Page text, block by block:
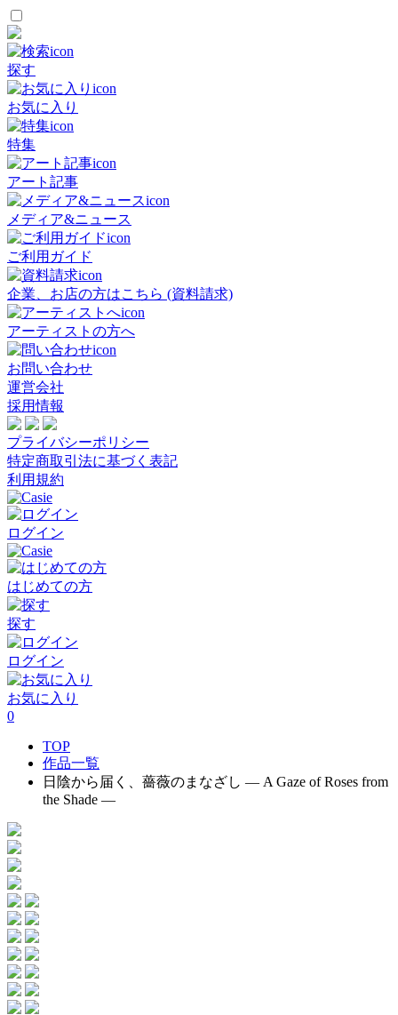
探す
お気に入り
特集
アート記事
メディア&ニュース
ご利用ガイド
企業、お店の方はこちら (資料請求)
アーティストの方へ
お問い合わせ
運営会社
採用情報
プライバシーポリシー
特定商取引法に基づく表記
利用規約
ログイン
はじめての方
探す
ログイン
お気に入り
0
TOP
作品一覧
日陰から届く、薔薇のまなざし ― A Gaze of Roses from
the Shade ―